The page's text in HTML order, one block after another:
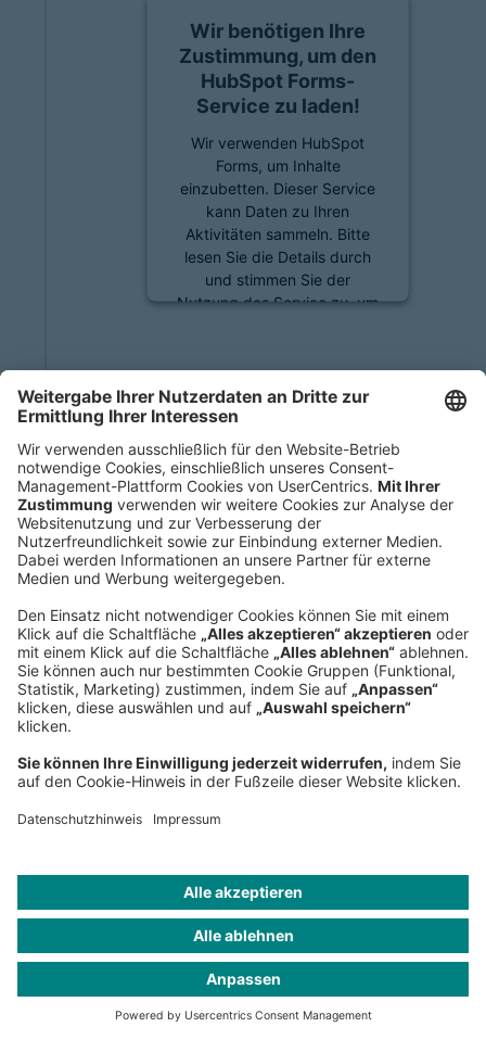
Wir benötigen Ihre
Zustimmung, um den
HubSpot Forms-
Service zu laden!
Wir verwenden HubSpot
Forms, um Inhalte
einzubetten. Dieser Service
kann Daten zu Ihren
Aktivitäten sammeln. Bitte
lesen Sie die Details durch
und stimmen Sie der
Nutzung des Service zu, um
Akzeptieren
powered byUsercentrics
Consent Management
Platform